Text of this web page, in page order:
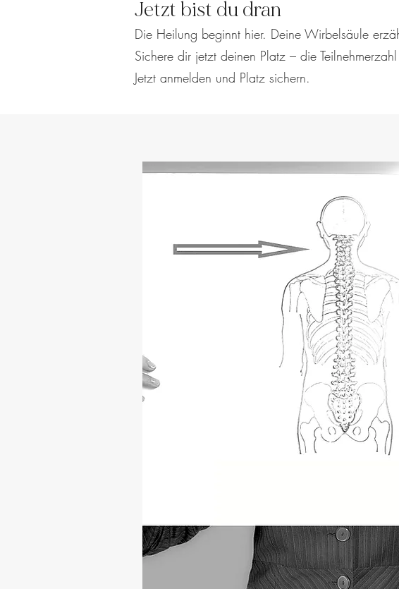
Jetzt bist du dran
Die Heilung beginnt hier. Deine Wirbelsäule
Sichere dir jetzt deinen Platz – die
Jetzt anmelden und Platz sichern.